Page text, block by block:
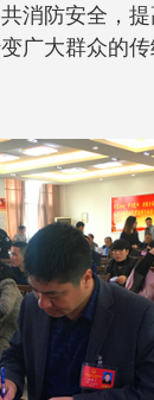
消防安全，
广大群众的